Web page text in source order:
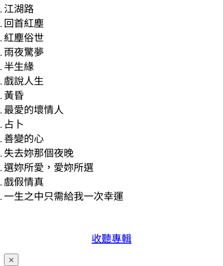
江湖路
回首紅塵
紅塵俗世
雨夜驚夢
半生緣
戲說人生
黃昏
最愛的壞情人
占卜
善變的心
失去妳那個夜晚
選妳所愛，愛妳所選
戲假情真
一生之中只需給我一次幸運
收聽專輯
×